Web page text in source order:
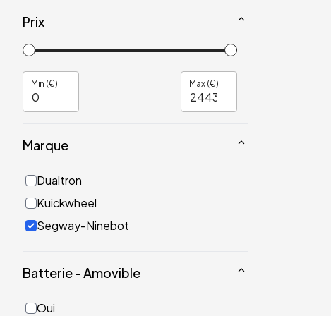
Prix
Min (€) Max (€)
Marque
Dualtron
Kuickwheel
Segway-Ninebot
Batterie - Amovible
Oui